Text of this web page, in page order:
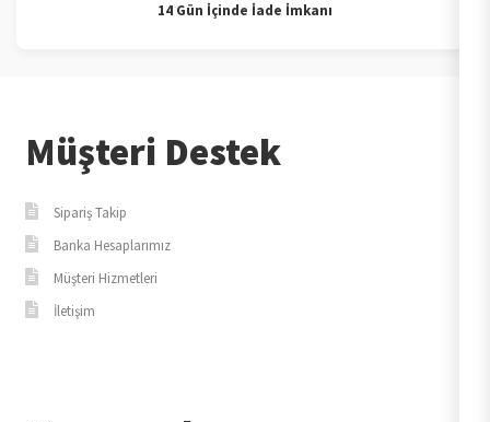
14 Gün İçinde İade İmkanı
Müşteri Destek
Sipariş Takip
Banka Hesaplarımız
Müşteri Hizmetleri
İletişim